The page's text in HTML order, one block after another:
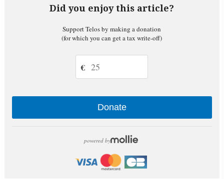
Did you enjoy this article?
Support Telos by making a donation
(for which you can get a tax write-off)
€
Donate
powered by